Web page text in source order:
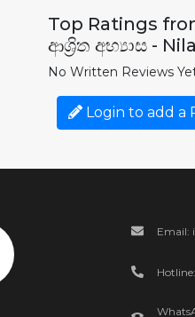
Top Ratings
ආශ්‍රිත අභ්‍යාස -
No Written Reviews
Login to add a
Email: